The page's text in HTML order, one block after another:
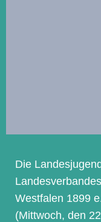
Die
Westfalen 1899
(Mittwoch, den